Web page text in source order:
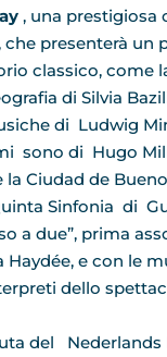
, una prestigiosa
che presenterà un
classico, come
di Silvia
di Ludwig
sono di Hugo
Ciudad de
Sinfonia di
a due”, prima
e con le
dello
del Nederlands